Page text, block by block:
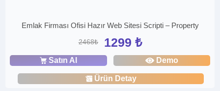
Emlak Firması Ofisi Hazır Web Sitesi Scripti – Property
2468₺ 1299 ₺
Satın Al Demo
Ürün Detay